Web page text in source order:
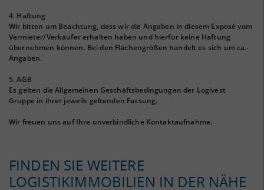
4. Haftung
Wir bitten um Beachtung, dass wir die Angaben in diesem Exposé vom
Vermieter/Verkäufer erhalten haben und hierfür keine Haftung
übernehmen können. Bei den Flächengrößen handelt es sich um ca.-
Angaben.
5. AGB
Es gelten die Allgemeinen Geschäftsbedingungen der Logivest
Gruppe in ihrer jeweils geltenden Fassung.
Wir freuen uns auf Ihre unverbindliche Kontaktaufnahme.
FINDEN SIE WEITERE
LOGISTIKIMMOBILIEN IN DER NÄHE